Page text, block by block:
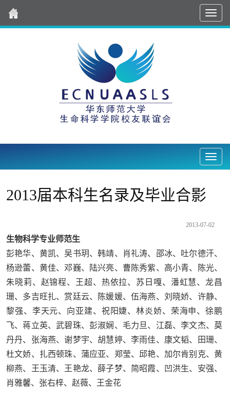
导
航
Nav2
2013届本科生名录及毕业合影
2013-07-02
生物科学专业师范生
彭艳华、黄凯、吴书玥、韩靖、肖礼涛、邵冰、吐尔德汗、
杨逊蕾、黄佳、邓巍、陆兴亮、曹陈秀紫、高小青、陈光、
朱晓莉、赵锦程、王超、热依拉、苏日嘎、潘虹慧、龙昌
珊、多吉旺扎、赏廷云、陈媛媛、伍海燕、刘晓娇、许静、
黎强、李天元、向亚建、祝阳婕、林炎娇、荣海申、徐鹏
飞、蒋立英、武碧珠、彭淑娴、毛力旦、江磊、李文杰、莫
丹丹、张海燕、谢梦宇、胡慧婷、李雨佳、康文韬、田珊、
杜文娇、扎西顿珠、蒲应亚、郑莹、邱艳、加尔肯别克、黄
柳燕、王玉清、王艳龙、薛子梦、简昭霞、凹洪生、安强、
肖雅馨、张右梓、赵薇、王金花